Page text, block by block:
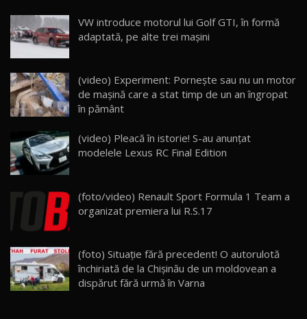
22
Noua Mazda 6e / Test Drive AutoBlog.MD
26:59
23
Lynk & Co 01 / Test Drive AutoBlog.MD
25:19
24
ZEEKR 009: Cel mai Performant și Confortabil
Van Electric Testat în Moldova / AutoBlog.MD
26:38
mai Exclusiv și Puternic Defender Testat în
Moldova
32:21
26
AutoBlog.MD
10:57
VW introduce motorul lui Golf GTI, în formă
adaptată, pe alte trei mașini
(video) Experiment: Pornește sau nu un motor
de maşină care a stat timp de un an îngropat
în pământ
(video) Pleacă în istorie! S-au anunțat
modelele Lexus RC Final Edition
(foto/video) Renault Sport Formula 1 Team a
organizat premiera lui R.S.17
(foto) Situaţie fără precedent! O autorulotă
închiriată de la Chişinău de un moldovean a
dispărut fără urmă în Varna